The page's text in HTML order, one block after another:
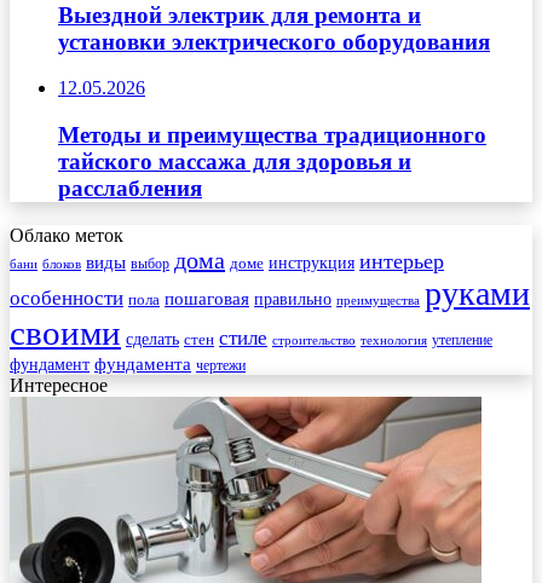
Выездной электрик для ремонта и
установки электрического оборудования
12.05.2026
Методы и преимущества традиционного
тайского массажа для здоровья и
расслабления
Облако меток
бани блоков виды выбор дома доме инструкция интерьер
особенности пола пошаговая правильно преимущества руками
своими сделать стен стиле строительство технология утепление
фундамент фундамента чертежи
Интересное